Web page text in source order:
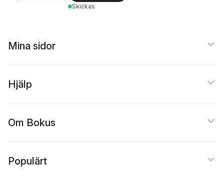
Skickas
Mina sidor
Hjälp
Om Bokus
Populärt